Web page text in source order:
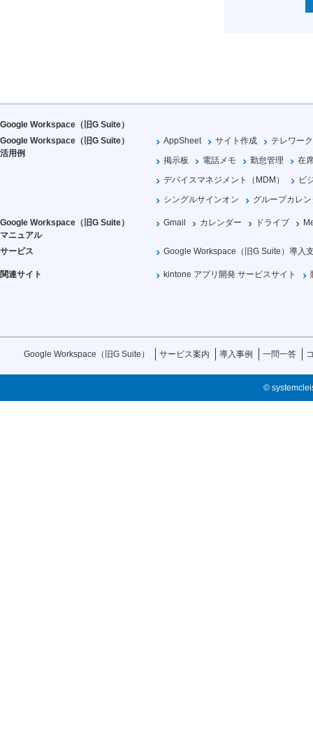
Google Workspace（旧G Suite）
Google Workspace（旧G Suite）
活用例
AppSheet サイト作成
テレワーク
掲示板
電話メモ 勤怠管理
在
デバイスマネジメント（MDM）
ビ
シングルサインオン
グループカレ
Google Workspace（旧G Suite）
マニュアル
Gmail カレンダー ドライブ
サービス Google Workspace（旧G Suite）導入
関連サイト kintone アプリ開発 サービスサイト
Google Workspace（旧G Suite） サービス案内 導入事例 一問一答
©